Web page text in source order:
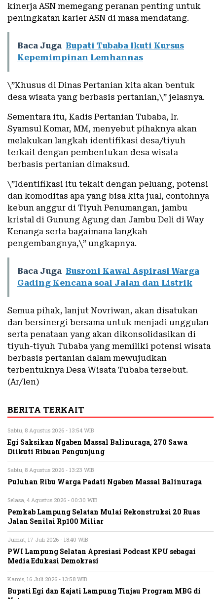
kinerja ASN memegang peranan penting untuk
peningkatan karier ASN di masa mendatang.
Baca Juga Bupati Tubaba Ikuti Kursus
Kepemimpinan Lemhannas
\”Khusus di Dinas Pertanian kita akan bentuk
desa wisata yang berbasis pertanian,\” jelasnya.
Sementara itu, Kadis Pertanian Tubaba, Ir.
Syamsul Komar, MM, menyebut pihaknya akan
melakukan langkah identifikasi desa/tiyuh
terkait dengan pembentukan desa wisata
berbasis pertanian dimaksud.
\”Identifikasi itu tekait dengan peluang, potensi
dan komoditas apa yang bisa kita jual, contohnya
kebun anggur di Tiyuh Penumangan, jambu
kristal di Gunung Agung dan Jambu Deli di Way
Kenanga serta bagaimana langkah
pengembangnya,\” ungkapnya.
Baca Juga Busroni Kawal Aspirasi Warga
Gading Kencana soal Jalan dan Listrik
Semua pihak, lanjut Novriwan, akan disatukan
dan bersinergi bersama untuk menjadi unggulan
serta penataan yang akan dikonsolidasikan di
tiyuh-tiyuh Tubaba yang memiliki potensi wisata
berbasis pertanian dalam mewujudkan
terbentuknya Desa Wisata Tubaba tersebut.
(Ar/len)
BERITA TERKAIT
Sabtu, 8 Agustus 2026 - 13:54 WIB
Egi Saksikan Ngaben Massal Balinuraga, 270 Sawa
Diikuti Ribuan Pengunjung
Sabtu, 8 Agustus 2026 - 13:23 WIB
Puluhan Ribu Warga Padati Ngaben Massal Balinuraga
Selasa, 4 Agustus 2026 - 00:30 WIB
Pemkab Lampung Selatan Mulai Rekonstruksi 20 Ruas
Jalan Senilai Rp100 Miliar
Jumat, 17 Juli 2026 - 18:40 WIB
PWI Lampung Selatan Apresiasi Podcast KPU sebagai
Media Edukasi Demokrasi
Kamis, 16 Juli 2026 - 13:58 WIB
Bupati Egi dan Kajati Lampung Tinjau Program MBG di